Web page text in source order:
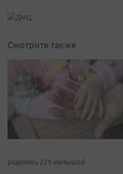
Смотрите также
родились 229 малышей